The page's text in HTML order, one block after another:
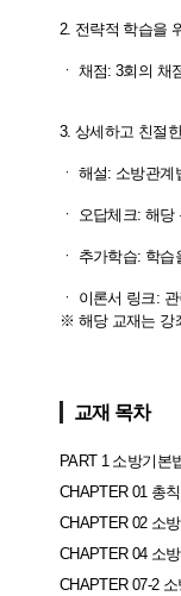
2. 전략적 학습을
ㆍ 채점: 3회의
3. 상세하고 친절
ㆍ 해설: 소방관
ㆍ 오답체크: 해
ㆍ 추가학습: 학
ㆍ 이론서 링크:
※ 해당 교재는 강
교재 목차
PART 1 소방기본
CHAPTER 01 총칙
CHAPTER 02 소
CHAPTER 04 소
CHAPTER 07-2